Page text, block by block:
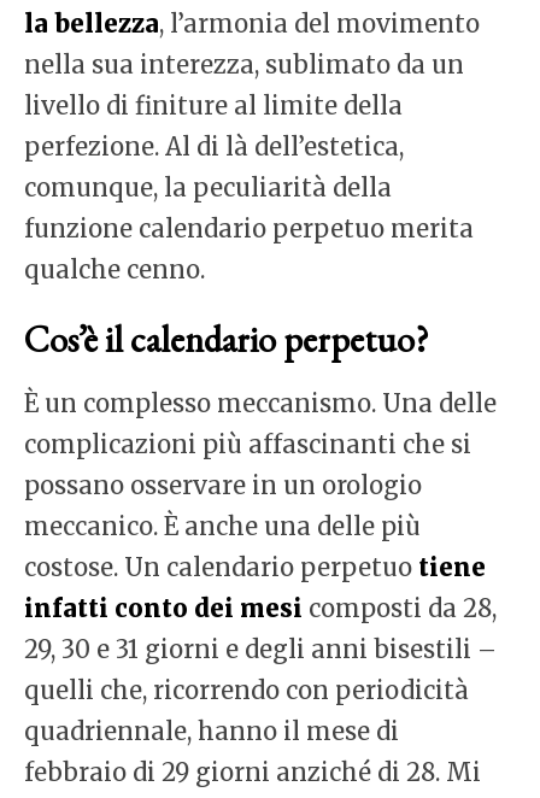
la bellezza, l’armonia del movimento
nella sua interezza, sublimato da un
livello di finiture al limite della
perfezione. Al di là dell’estetica,
comunque, la peculiarità della
funzione calendario perpetuo merita
qualche cenno.
Cos’è il calendario perpetuo?
È un complesso meccanismo. Una delle
complicazioni più affascinanti che si
possano osservare in un orologio
meccanico. È anche una delle più
costose. Un calendario perpetuo tiene
infatti conto dei mesi composti da 28,
29, 30 e 31 giorni e degli anni bisestili –
quelli che, ricorrendo con periodicità
quadriennale, hanno il mese di
febbraio di 29 giorni anziché di 28. Mi